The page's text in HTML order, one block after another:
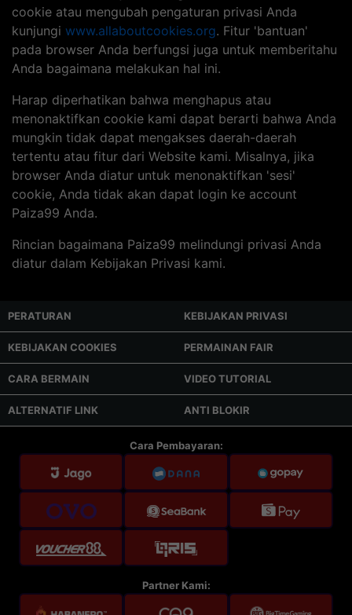
cookie atau mengubah pengaturan privasi Anda
kunjungi www.allaboutcookies.org. Fitur 'bantuan'
pada browser Anda berfungsi juga untuk memberitahu
Anda bagaimana melakukan hal ini.
Harap diperhatikan bahwa menghapus atau
menonaktifkan cookie kami dapat berarti bahwa Anda
mungkin tidak dapat mengakses daerah-daerah
tertentu atau fitur dari Website kami. Misalnya, jika
browser Anda diatur untuk menonaktifkan 'sesi'
cookie, Anda tidak akan dapat login ke account
Paiza99 Anda.
Rincian bagaimana Paiza99 melindungi privasi Anda
diatur dalam Kebijakan Privasi kami.
PERATURAN KEBIJAKAN PRIVASI
KEBIJAKAN COOKIES PERMAINAN FAIR
CARA BERMAIN VIDEO TUTORIAL
ALTERNATIF LINK ANTI BLOKIR
Cara Pembayaran:
Partner Kami: